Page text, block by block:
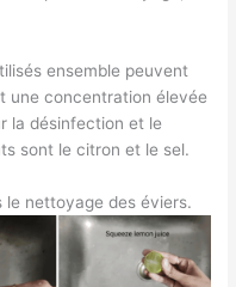
ensemble peuvent
une concentration élevée
la désinfection et le
sont le citron et le sel.
le nettoyage des éviers.